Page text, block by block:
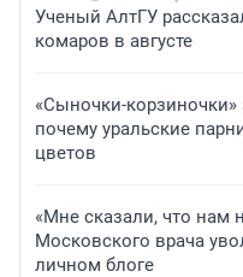
Ученый АлтГУ
комаров в августе
«Сыночки-корзиночки»
почему уральские
цветов
«Мне сказали, что нам
Московского врача
личном блоге